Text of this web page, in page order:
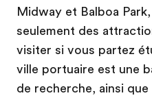
Midway et Balboa
seulement des
visiter si vous partez
ville portuaire est une
de recherche, ainsi